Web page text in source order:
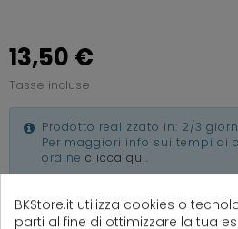
13,50 €
Tasse incluse
Prodotto realizzato in: 2/3
Per maggiori info sui tempi di
ordine clicca qui.
BKStore.it utilizza cookies o
parti al fine di ottimizzare la tua